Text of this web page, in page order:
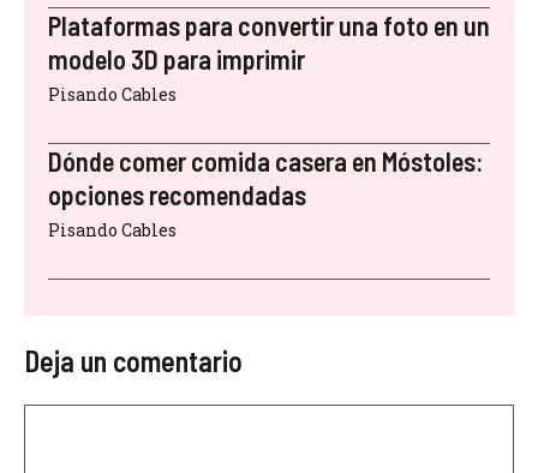
Plataformas para convertir una foto en un
modelo 3D para imprimir
Pisando Cables
Dónde comer comida casera en Móstoles:
opciones recomendadas
Pisando Cables
Deja un comentario